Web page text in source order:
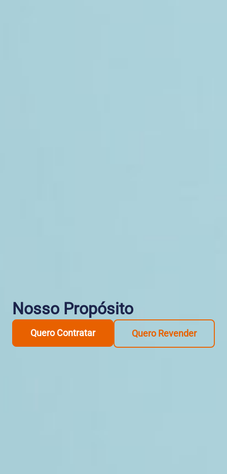
Nosso Propósito
Quero Contratar Quero Revender